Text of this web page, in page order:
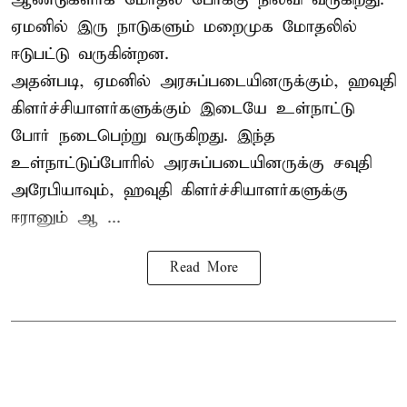
ஏமனில் இரு நாடுகளும் மறைமுக மோதலில்
ஈடுபட்டு வருகின்றன.
அதன்படி, ஏமனில் அரசுப்படையினருக்கும், ஹவுதி
கிளர்ச்சியாளர்களுக்கும் இடையே உள்நாட்டு
போர் நடைபெற்று வருகிறது. இந்த
உள்நாட்டுப்போரில் அரசுப்படையினருக்கு சவுதி
அரேபியாவும், ஹவுதி கிளர்ச்சியாளர்களுக்கு
ஈரானும் ஆ ...
Read More